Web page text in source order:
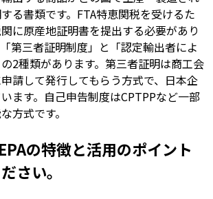
る書類です。FTA特恵関税を受けるた
に原産地証明書を提出する必要があり
第三者証明制度」と「認定輸出者によ
2種類があります。第三者証明は商工会
請して発行してもらう方式で、日本企
ます。自己申告制度はCPTPPなど一部
方式です。
の特徴と活用のポイント
さい。